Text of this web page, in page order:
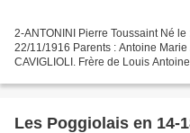
2-ANTONINI Pierre Toussaint Né
22/11/1916 Parents : Antoine
CAVIGLIOLI. Frère de Louis
Les Poggiolais en 14-